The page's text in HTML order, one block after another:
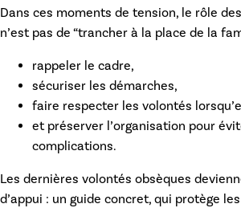
Dans ces moments de tension, le rôle
n’est pas de “trancher à la place de la
rappeler le cadre,
sécuriser les démarches,
faire respecter les volontés
et préserver l’organisation pour
complications.
Les dernières volontés obsèques
d’appui : un guide concret, qui protège